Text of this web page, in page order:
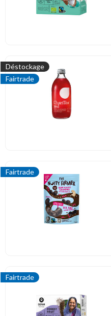
Déstockage
Fairtrade
Fairtrade
Fairtrade